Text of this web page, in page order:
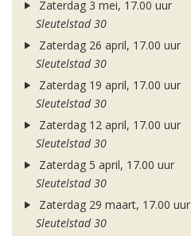
Zaterdag 3 mei, 17.00 uur
Sleutelstad 30
Zaterdag 26 april, 17.00 uur
Sleutelstad 30
Zaterdag 19 april, 17.00 uur
Sleutelstad 30
Zaterdag 12 april, 17.00 uur
Sleutelstad 30
Zaterdag 5 april, 17.00 uur
Sleutelstad 30
Zaterdag 29 maart, 17.00 uur
Sleutelstad 30